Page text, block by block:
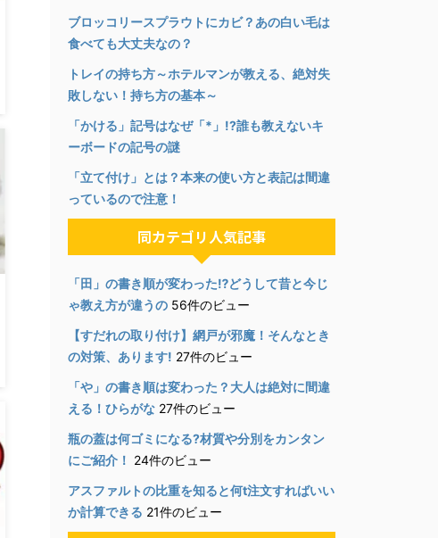
ブロッコリースプラウトにカビ？あの白い毛は
食べても大丈夫なの？
トレイの持ち方～ホテルマンが教える、絶対失
敗しない！持ち方の基本～
「かける」記号はなぜ「*」!?誰も教えないキ
ーボードの記号の謎
「立て付け」とは？本来の使い方と表記は間違
っているので注意！
同カテゴリ人気記事
「田」の書き順が変わった⁉︎どうして昔と今じ
ゃ教え方が違うの 56件のビュー
【すだれの取り付け】網戸が邪魔！そんなとき
の対策、あります! 27件のビュー
「や」の書き順は変わった？大人は絶対に間違
える！ひらがな 27件のビュー
瓶の蓋は何ゴミになる?材質や分別をカンタン
にご紹介！ 24件のビュー
アスファルトの比重を知ると何t注文すればいい
か計算できる 21件のビュー